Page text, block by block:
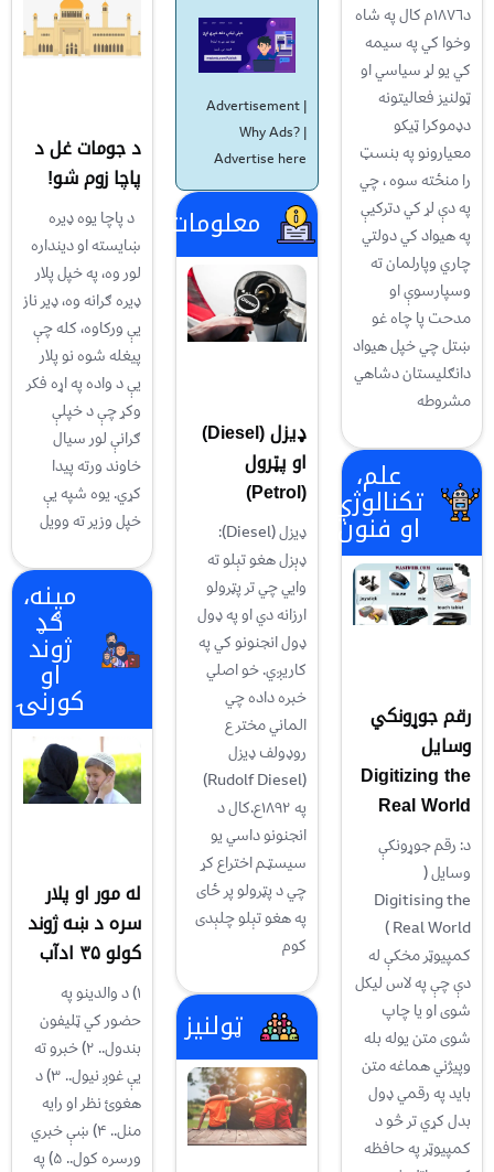
د١٨٧٦م کال په شاه
وخوا کي په سيمه
کي يو لړ سياسي او
ټولنيز فعاليتونه
دډموکرا ټيکو
معيارونو په بنسټ
را منځته سوه ، چي
په دې لړ کي دترکيې
په هيواد کي دولتي
چاري وپارلمان ته
وسپارسوې او
مدحت پا چاه غو
ښتل چي خپل هيواد
دانګليستان دشاهي
مشروطه
علم،
تکنالوژي
او فنون
رقم جوړونکي
وسایل
Digitizing the
Real World
د: رقم جوړونکې
وسايل (
Digitising the
Real World )
کمپيوټر مخکې له
دې چې په لاس ليکل
شوی او يا چاپ
شوی متن يوله بله
وپيژني هماغه متن
بايد په رقمي ډول
بدل کړي تر څو د
کمپيوټر په حافظه
Advertisement |
Why Ads?|
Advertise here
معلومات
ډيزل (Diesel)
او پټرول
(Petrol)
ډيزل (Diesel):
ډېزل هغو تېلو ته
وايي چي تر پټرولو
ارزانه دي او په ډول
ډول انجنونو كي په
كاريږي. خو اصلي
خبره داده چي
الماني مخترع
روډولف ډيزل
(Rudolf Diesel)
په ۱۸۹۲ع.كال د
انجنونو داسي يو
سيسټـم اختراع كړ
چي د پټرولو پر ځاى
په هغو تېلو چلېدى
كوم
ټولنیز
د جومات غل د
پاچا زوم شو!
د پاچا یوه ډیره
ښایسته او دینداره
لور وه، په خپل پلار
ډیره ګرانه وه، ډیر ناز
یې ورکاوه، کله چې
پیغله شوه نو پلار
یې د واده په اړه فکر
وکړ چې د خپلې
ګرانې لور سیال
خاوند ورته پیدا
کړي. یوه شپه یې
خپل وزیر ته وویل
مینه،
ګډ
ژوند
او
کورنۍ
له مور او پلار
سره د ښه ژوند
کولو ۳۵ ادآب
۱) د والدينو په
حضور کي ټليفون
بندول.. ۲) خبرو ته
یې غوږ نيول.. ۳) د
هغوئ نظر او رایه
منل.. ۴) ښې خبري
ورسره کول.. ۵) په